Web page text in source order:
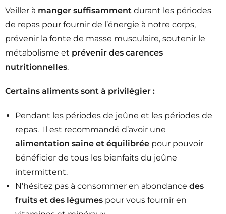
Veiller à manger suffisamment durant les périodes
de repas pour fournir de l’énergie à notre corps,
prévenir la fonte de masse musculaire, soutenir le
métabolisme et prévenir des carences
nutritionnelles.
Certains aliments sont à privilégier :
Pendant les périodes de jeûne et les périodes de
repas. Il est recommandé d’avoir une
alimentation saine et équilibrée pour pouvoir
bénéficier de tous les bienfaits du jeûne
intermittent.
N’hésitez pas à consommer en abondance des
fruits et des légumes pour vous fournir en